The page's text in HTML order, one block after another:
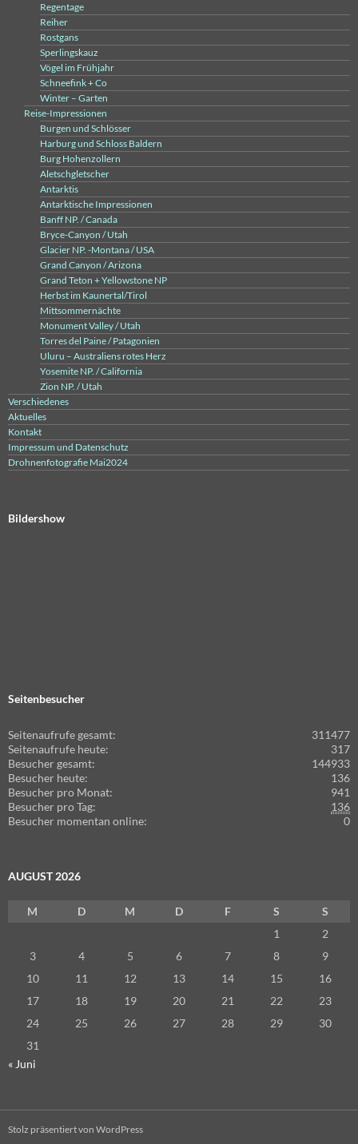
Regentage
Reiher
Rostgans
Sperlingskauz
Vögel im Frühjahr
Schneefink + Co
Winter – Garten
Reise-Impressionen
Burgen und Schlösser
Harburg und Schloss Baldern
Burg Hohenzollern
Aletschgletscher
Antarktis
Antarktische Impressionen
Banff NP. / Canada
Bryce-Canyon / Utah
Glacier NP. -Montana / USA
Grand Canyon / Arizona
Grand Teton + Yellowstone NP
Herbst im Kaunertal/Tirol
Mittsommernächte
Monument Valley / Utah
Torres del Paine / Patagonien
Uluru – Australiens rotes Herz
Yosemite NP. / California
Zion NP. / Utah
Verschiedenes
Aktuelles
Kontakt
Impressum und Datenschutz
Drohnenfotografie Mai2024
Bildershow
Seitenbesucher
311477
Seitenaufrufe gesamt:
317
Seitenaufrufe heute:
144933
Besucher gesamt:
136
Besucher heute:
941
Besucher pro Monat:
136
Besucher pro Tag:
0
Besucher momentan online:
AUGUST 2026
M D M D F S
S
1
2
3
4 5 6 7 8
9
10
11 12 13 14 15
16
17
18 19 20 21 22
23
24
25 26 27 28 29
30
31
« Juni
Stolz präsentiert von WordPress